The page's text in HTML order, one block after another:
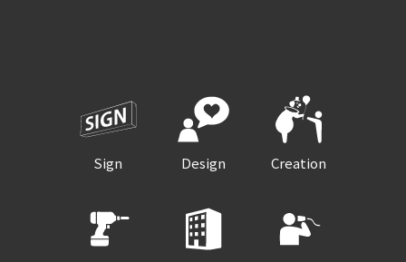
Sign Design Creation